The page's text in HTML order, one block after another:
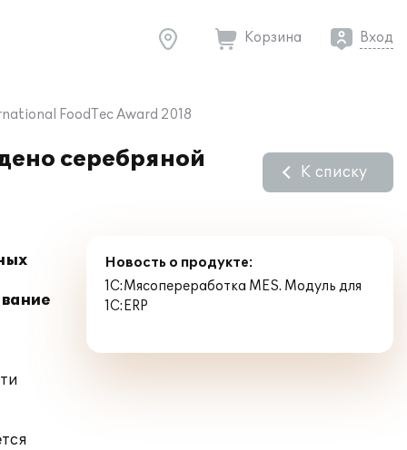
Корзина Вход
FoodTec Award 2018
серебряной
К списку
Новость о продукте:
1С:Мясопереработка MES. Модуль для
1С:ERP